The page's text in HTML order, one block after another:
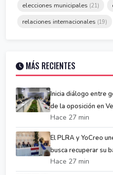
elecciones municipales (21)
relaciones internacionales (19)
MÁS RECIENTES
Inicia diálogo entre
de la oposición en
Hace 27 min
El PLRA y YoCreo
busca recuperar su
Hace 27 min